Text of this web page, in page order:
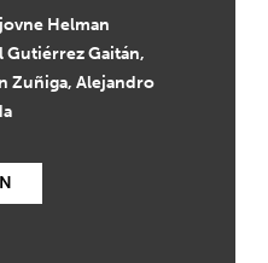
Helman
Gutiérrez Gaitán,
Zuñiga, Alejandro